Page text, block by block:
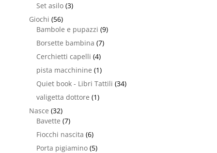
Set asilo (3)
Giochi (56)
Bambole e pupazzi (9)
Borsette bambina (7)
Cerchietti capelli (4)
pista macchinine (1)
Quiet book - Libri Tattili (34)
valigetta dottore (1)
Nasce (32)
Bavette (7)
Fiocchi nascita (6)
Porta pigiamino (5)